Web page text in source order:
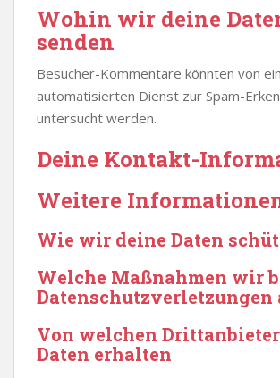
Wohin wir deine
senden
Besucher-Kommentare könnten von
automatisierten Dienst zur Spam-
untersucht werden.
Deine Kontakt-
Weitere
Wie wir deine Daten
Welche Maßnahmen wir
Datenschutzverletzungen
Von welchen
Daten erhalten